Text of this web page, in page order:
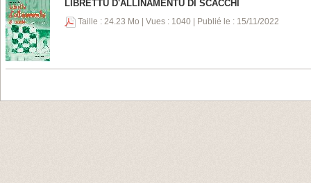
LIBRETTU D'ALLINAMENTU DI SCACCHI
Taille : 24.23 Mo | Vues : 1040 | Publié le : 15/11/2022